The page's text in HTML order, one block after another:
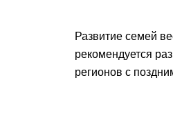
Развитие семей
рекомендуется
регионов с